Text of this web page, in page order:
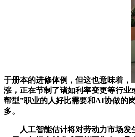
于册本的进修体例，但这也意味着，
涨，正在节制了诸如利率变更等行
帮型”职业的人好比需要和AI协做的
多。
人工智能估计将对劳动力市场发生